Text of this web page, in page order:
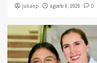
julianp agosto 6, 2026 0